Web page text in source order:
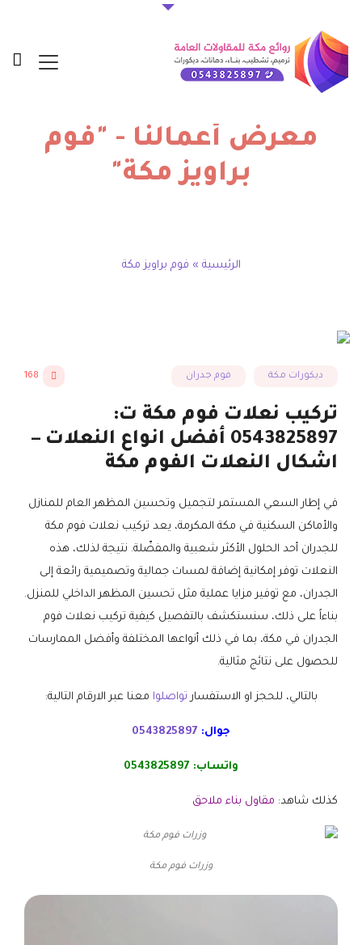
معرض أعمالنا - "فوم
براويز مكة"
الرئيسية » فوم براويز مكة
ديكورات مكة فوم جدران 168
تركيب نعلات فوم مكة ت:
0543825897 أفضل انواع النعلات –
اشكال النعلات الفوم مكة
في إطار السعي المستمر لتجميل وتحسين المظهر العام للمنازل
والأماكن السكنية في مكة المكرمة، يعد تركيب نعلات فوم مكة
للجدران أحد الحلول الأكثر شعبية والمفضّلة. نتيجة لذلك، هذه
النعلات توفر إمكانية إضافة لمسات جمالية وتصميمية رائعة إلى
الجدران، مع توفير مزايا عملية مثل تحسين المظهر الداخلي للمنزل.
بناءاً على ذلك، سنستكشف بالتفصيل كيفية تركيب نعلات فوم
الجدران في مكة، بما في ذلك أنواعها المختلفة وأفضل الممارسات
للحصول على نتائج مثالية.
بالتالي، للحجز او الاستفسار تواصلوا معنا عبر الارقام التالية:
جوال: 0543825897
واتساب: 0543825897
كذلك شاهد: مقاول بناء ملاحق
وزرات فوم مكة